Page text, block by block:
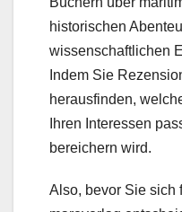
historischen
wissenschaftlichen
Indem Sie
herausfinden,
Ihren Interessen
bereichern wird.
Also, bevor Sie sich